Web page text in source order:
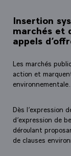
Insertion
marchés et
appels
Les marchés
action et
environnementale.
Dès l’expression
d’expression de
déroulant
de clauses